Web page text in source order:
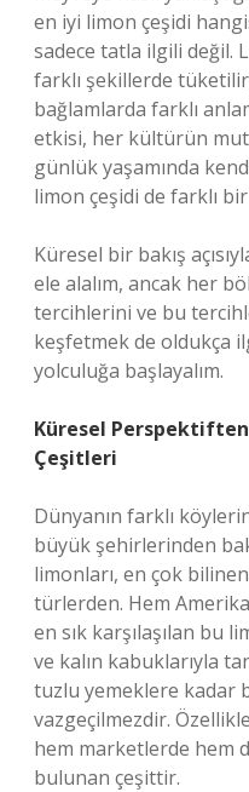
en iyi limon çeşidi
sadece tatla ilgili değil.
farklı şekillerde
bağlamlarda farklı
etkisi, her kültürün
günlük yaşamında
limon çeşidi de farklı
Küresel bir bakış
ele alalım, ancak her
tercihlerini ve bu
keşfetmek de oldukça
yolculuğa başlayalım.
Küresel
Çeşitleri
Dünyanın farklı
büyük şehirlerinden
limonları, en çok
türlerden. Hem
en sık karşılaşılan bu
ve kalın kabuklarıyla
tuzlu yemeklere kadar
vazgeçilmezdir.
hem marketlerde hem
bulunan çeşittir.